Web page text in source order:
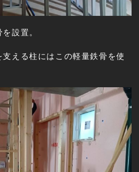
設置。
える柱にはこの軽量鉄骨を使